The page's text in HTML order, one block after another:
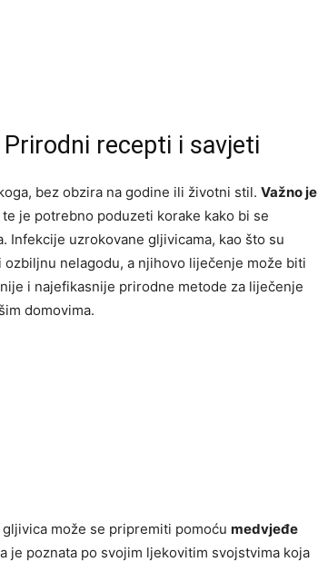
recepti i savjeti
bez obzira na godine ili životni stil. Važno je
te je potrebno poduzeti korake kako bi se
uzrokovane gljivicama, kao što su
nelagodu, a njihovo liječenje može biti
i najefikasnije prirodne metode za liječenje
domovima.
može se pripremiti pomoću medvjeđe
je poznata po svojim ljekovitim svojstvima koja